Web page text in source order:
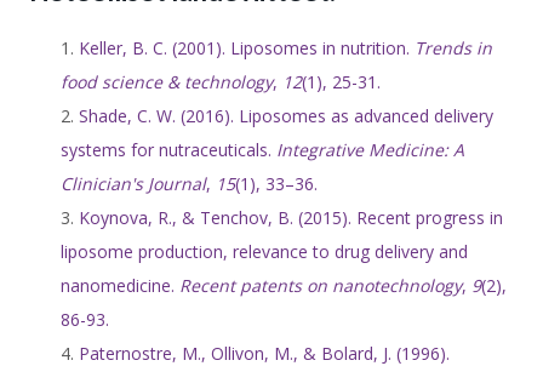
Keller, B. C. (2001). Liposomes in nutrition. Trends in
food science & technology, 12(1), 25-31.
Shade, C. W. (2016). Liposomes as advanced delivery
systems for nutraceuticals. Integrative Medicine: A
Clinician's Journal, 15(1), 33–36.
Koynova, R., & Tenchov, B. (2015). Recent progress in
liposome production, relevance to drug delivery and
nanomedicine. Recent patents on nanotechnology, 9(2),
86-93.
Paternostre, M., Ollivon, M., & Bolard, J. (1996).